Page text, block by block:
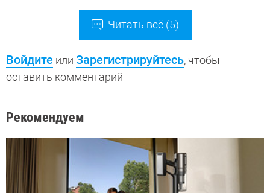
Читать всё (5)
Войдите или Зарегистрируйтесь, чтобы
оставить комментарий
Рекомендуем